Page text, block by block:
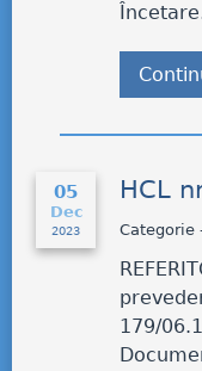
05
Dec
2023
HCL
Categorie
179/